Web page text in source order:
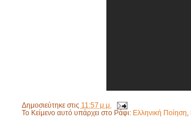
Δημοσιεύτηκε στις 11:57 μ.μ.
Το Κείμενο αυτό υπάρχει στο Ράφι: Ελληνική Ποίηση